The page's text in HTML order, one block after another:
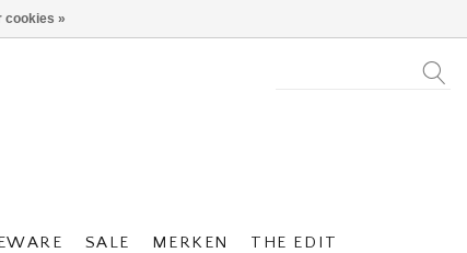
SALE MERKEN THE EDIT
cookies »